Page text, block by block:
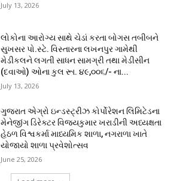
July 13, 2026
લોકોના આરોગ્ય સાથે ચેડાં કરતા બોગસ તબીબને
સુખસર પો.સ્ટે. વિસ્તારના લખનપુર ગામેથી
મેડીકલને લગતી સાધન સામગ્રી તથા મેડીસીન
(દવાઓ) ઓના કુલ રૂા. ૪૯,૦૦૬/- ના...
July 13, 2026
ગુજરાત એગ્રો ઇન્ડસ્ટ્રીઝ કોર્પોરેશન લિમિટેડના
મેનેજીંગ ડિરેક્ટર વિજયકુમાર ખરાડીની અધ્યક્ષતા
હેઠળ વિશ્વકર્મા માધ્યમિક શાળા, નગરાળા ખાતે
યોજાયો શાળા પ્રવેશોત્સવ
June 25, 2026